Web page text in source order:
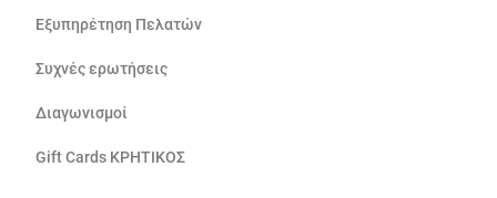
Εξυπηρέτηση Πελατών
Συχνές ερωτήσεις
Διαγωνισμοί
Gift Cards ΚΡΗΤΙΚΟΣ